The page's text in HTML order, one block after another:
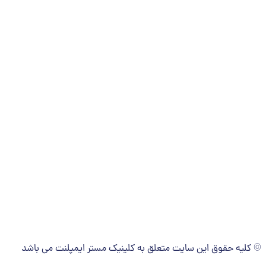
© کلیه حقوق این سایت متعلق به کلینیک مستر ایمپلنت می باشد